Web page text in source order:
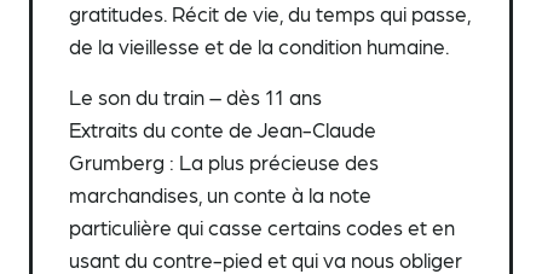
gratitudes. Récit de vie, du temps qui passe,
de la vieillesse et de la condition humaine.
Le son du train – dès 11 ans
Extraits du conte de Jean-Claude
Grumberg : La plus précieuse des
marchandises, un conte à la note
particulière qui casse certains codes et en
usant du contre-pied et qui va nous obliger